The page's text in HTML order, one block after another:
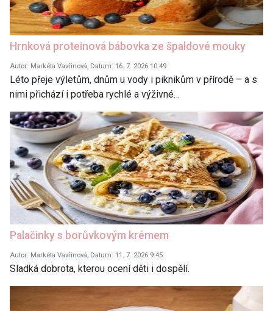
Hrnková proteinová bábovka ze špaldové mouky
Autor: Markéta Vavřinová, Datum: 16. 7. 2026 10:49
Léto přeje výletům, dnům u vody i piknikům v přírodě – a s
nimi přichází i potřeba rychlé a výživné…
Palačinky s borůvkovým krémem
Autor: Markéta Vavřinová, Datum: 11. 7. 2026 9:45
Sladká dobrota, kterou ocení děti i dospělí.